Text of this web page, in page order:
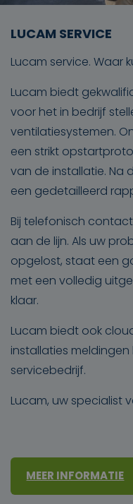
LUCAM SERVICE
Lucam service. Waar
Lucam biedt
voor het in bedrijf
ventilatiesystemen.
een strikt
van de installatie. Na
een gedetailleerd
Bij telefonisch
aan de lijn. Als uw
opgelost, staat een
met een volledig
klaar.
Lucam biedt ook
installaties
servicebedrijf.
Lucam, uw specialist
MEER INFORMATIE